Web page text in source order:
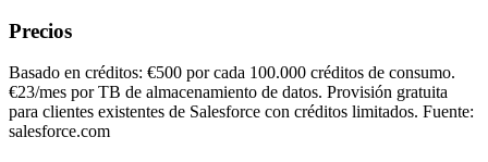
Precios
Basado en créditos: €500 por cada 100.000 créditos de consumo.
€23/mes por TB de almacenamiento de datos. Provisión gratuita
para clientes existentes de Salesforce con créditos limitados. Fuente:
salesforce.com